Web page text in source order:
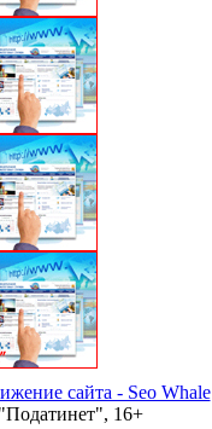
сайта - Seo Whale
16+